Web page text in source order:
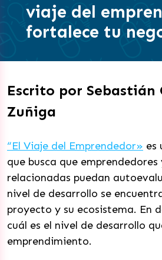
viaje del
fortalece tu
Escrito por Sebastián
Zuñiga
“El Viaje del Emprendedor» es
que busca que
relacionadas puedan
nivel de desarrollo se
proyecto y su ecosistema. En
cuál es el nivel de desarrollo
emprendimiento.